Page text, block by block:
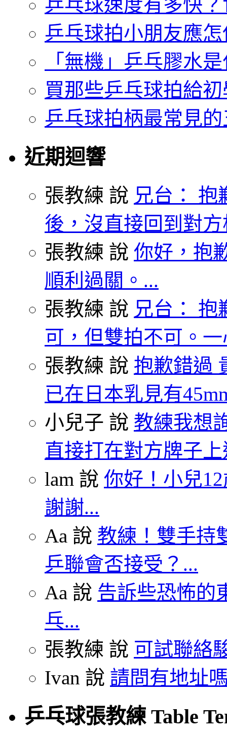
乒乓球速度有多快
乒乓球拍小朋友應
「無機」乒乓膠水
買那些乒乓球拍給
乒乓球拍柄最常見
近期迴響
張教練 說 兄台： 抱
後，沒直接回到對
張教練 說 你好，抱
順利過關。...
張教練 說 兄台： 抱
可，但雙拍不可。一
張教練 說 抱歉錯過
已在日本乳見有
小兒子 說 教練我想
直接打在對方牌子
lam 說 你好！小兒
謝謝...
Aa 說 教練！雙手持
乒聯會否接受？...
Aa 說 告訴些恐怖的
乓...
張教練 說 可試聯絡
Ivan 說 請問有地址
乒乓球張教練 Table